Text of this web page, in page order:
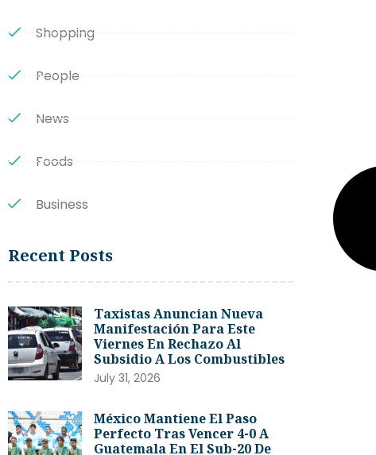
Shopping
People
News
Foods
Business
Recent Posts
Taxistas Anuncian Nueva
Manifestación Para Este
Viernes En Rechazo Al
Subsidio A Los Combustibles
July 31, 2026
México Mantiene El Paso
Perfecto Tras Vencer 4-0 A
Guatemala En El Sub-20 De